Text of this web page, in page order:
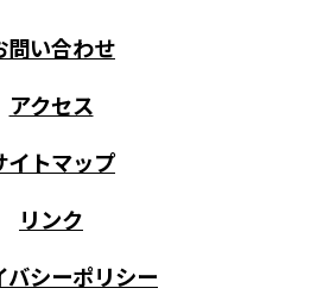
問い合わせ
アクセス
イトマップ
リンク
バシーポリシー